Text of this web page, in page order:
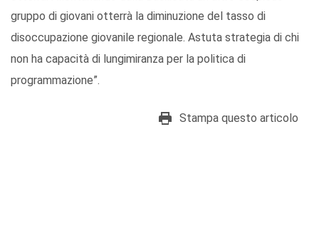
gruppo di giovani otterrà la diminuzione del tasso di
disoccupazione giovanile regionale. Astuta strategia di chi
non ha capacità di lungimiranza per la politica di
programmazione”.
Stampa questo articolo